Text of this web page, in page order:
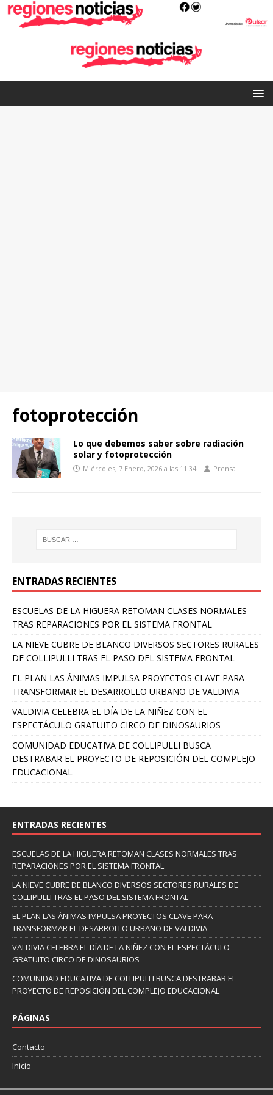
fotoprotección
Lo que debemos saber sobre radiación
solar y fotoprotección
Miércoles, 7 Enero, 2026 a las 11:34 Prensa
ENTRADAS RECIENTES
ESCUELAS DE LA HIGUERA RETOMAN CLASES NORMALES
TRAS REPARACIONES POR EL SISTEMA FRONTAL
LA NIEVE CUBRE DE BLANCO DIVERSOS SECTORES RURALES
DE COLLIPULLI TRAS EL PASO DEL SISTEMA FRONTAL
EL PLAN LAS ÁNIMAS IMPULSA PROYECTOS CLAVE PARA
TRANSFORMAR EL DESARROLLO URBANO DE VALDIVIA
VALDIVIA CELEBRA EL DÍA DE LA NIÑEZ CON EL
ESPECTÁCULO GRATUITO CIRCO DE DINOSAURIOS
COMUNIDAD EDUCATIVA DE COLLIPULLI BUSCA
DESTRABAR EL PROYECTO DE REPOSICIÓN DEL COMPLEJO
EDUCACIONAL
ENTRADAS RECIENTES
ESCUELAS DE LA HIGUERA RETOMAN CLASES NORMALES TRAS
REPARACIONES POR EL SISTEMA FRONTAL
LA NIEVE CUBRE DE BLANCO DIVERSOS SECTORES RURALES DE
COLLIPULLI TRAS EL PASO DEL SISTEMA FRONTAL
EL PLAN LAS ÁNIMAS IMPULSA PROYECTOS CLAVE PARA
TRANSFORMAR EL DESARROLLO URBANO DE VALDIVIA
VALDIVIA CELEBRA EL DÍA DE LA NIÑEZ CON EL ESPECTÁCULO
GRATUITO CIRCO DE DINOSAURIOS
COMUNIDAD EDUCATIVA DE COLLIPULLI BUSCA DESTRABAR EL
PROYECTO DE REPOSICIÓN DEL COMPLEJO EDUCACIONAL
PÁGINAS
Contacto
Inicio